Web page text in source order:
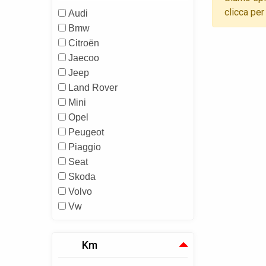
Audi
Bmw
Citroën
Jaecoo
Jeep
Land Rover
Mini
Opel
Peugeot
Piaggio
Seat
Skoda
Volvo
Vw
Km
clicca